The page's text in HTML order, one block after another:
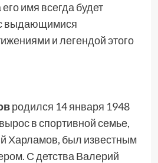
имя всегда будет
выдающимися
и легендой этого
родился 14 января 1948
в спортивной семье,
Харламов, был известным
С детства Валерий